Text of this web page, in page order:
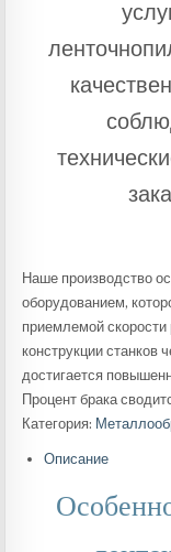
Наше производство
оборудованием,
приемлемой
конструкции станков
достигается
Процент брака
Категория:
Описание